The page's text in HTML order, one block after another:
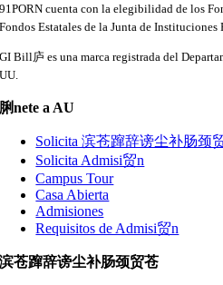
91PORN cuenta con la elegibilidad de los
Fondos Estatales de la Junta de Instituciones
GI Bill庐 es una marca registrada del
UU.
脷nete a AU
Solicita 滨苍蹿辞谤尘补肠颈
Solicita Admisi贸n
Campus Tour
Casa Abierta
Admisiones
Requisitos de Admisi贸n
滨苍蹿辞谤尘补肠颈贸苍